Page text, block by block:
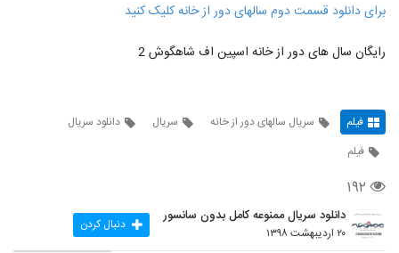
برای دانلود قسمت دوم سالهای دور از خانه کلیک کنید
رایگان سال های دور از خانه اسپین اف شاهگوش 2
فیلم سریال سالهای دور از خانه سریال
دانلود سریال
فیلم
۱۹۲
دانلود سریال ممنوعه کامل بدون سانسور
۲۰ اردیبهشت ۱۳۹۸ دنبال کردن